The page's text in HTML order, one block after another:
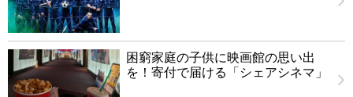
困窮家庭の子供に映画館の思い出
を！寄付で届ける「シェアシネマ」